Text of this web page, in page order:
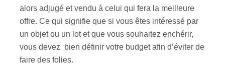
alors adjugé et vendu à celui qui fera la meilleure
offre. Ce qui signifie que si vous êtes intéressé par
un objet ou un lot et que vous souhaitez enchérir,
vous devez bien définir votre budget afin d’éviter de
faire des folies.